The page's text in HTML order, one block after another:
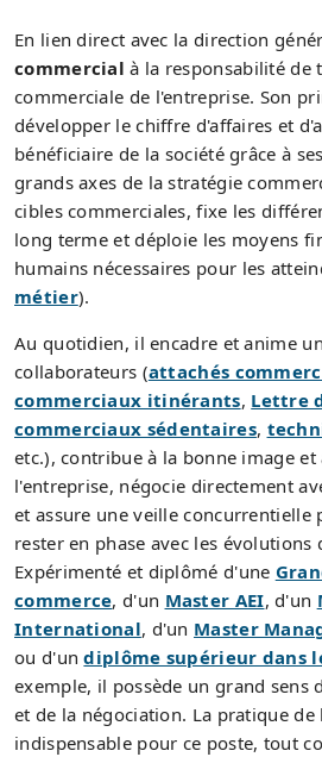
En lien direct avec la direction
commercial à la responsabilité de
commerciale de l'entreprise. Son
développer le chiffre d'affaires et
bénéficiaire de la société grâce à
grands axes de la stratégie
cibles commerciales, fixe les
long terme et déploie les moyens
humains nécessaires pour les
métier).
Au quotidien, il encadre et anime
collaborateurs (attachés
commerciaux itinérants, Lettre
commerciaux sédentaires,
etc.), contribue à la bonne image
l'entreprise, négocie directement
et assure une veille concurrentielle
rester en phase avec les évolutions
Expérimenté et diplômé d'une
commerce, d'un Master AEI, d'un
International, d'un Master
ou d'undiplôme supérieur dans
exemple, il possède un grand sens
et de la négociation. La pratique de
indispensable pour ce poste, tout